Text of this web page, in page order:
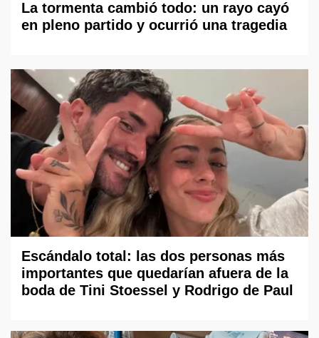
La tormenta cambió todo: un rayo cayó
en pleno partido y ocurrió una tragedia
Escándalo total: las dos personas más
importantes que quedarían afuera de la
boda de Tini Stoessel y Rodrigo de Paul